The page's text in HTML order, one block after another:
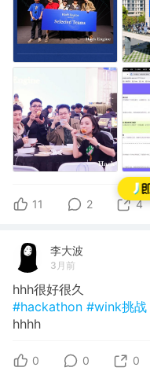
11 2 4
李大波
3月前
hhh很好很久
#hackathon #wink挑战
hhhh
0 0 0